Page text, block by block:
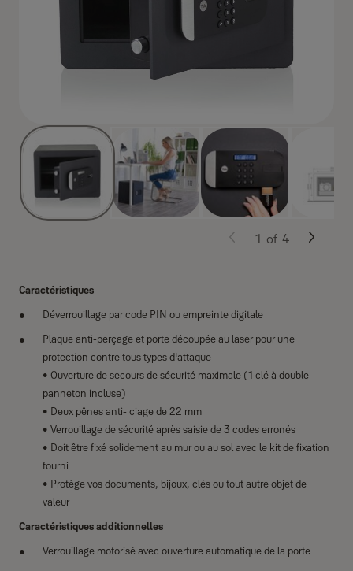
Caractéristiques
Déverrouillage par code PIN ou empreinte digitale
Plaque anti-perçage et porte découpée au laser pour une
protection contre tous types d'attaque
• Ouverture de secours de sécurité maximale (1 clé à double
panneton incluse)
• Deux pênes anti- ciage de 22 mm
• Verrouillage de sécurité après saisie de 3 codes erronés
• Doit être fixé solidement au mur ou au sol avec le kit de fixation
fourni
• Protège vos documents, bijoux, clés ou tout autre objet de
valeur
Caractéristiques additionnelles
Verrouillage motorisé avec ouverture automatique de la porte
1 of 4